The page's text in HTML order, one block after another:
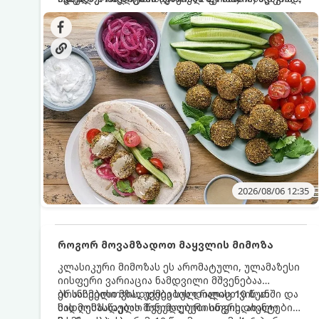
სალათებთან ერთად ან ტახინის (სესამის)
სოუსთან მირთმევისთვის.
იდეალურად შეინარჩუნოს და არ დაიშალოს.
დრო: 10–15 წუთი ულუფა: 20–24 ცალი ბურთულა
(4–6 პორცია)
2026/08/06 12:35
როგორ მოვამზადოთ მაყვლის მიმოზა
კლასიკური მიმოზას ეს არომატული, ულამაზესი
იისფერი ვარიაცია ნამდვილი მშვენებაა
ბრანჩებისთვის, უქმეების დილისთვის ან
სადღესასწაულო წვეულებებისთვის. ახალი
ეს სასმელი მზადდება სულ რაღაც 10 წუთში და
მის მომზადებას მინიმალური ინგრედიენტები